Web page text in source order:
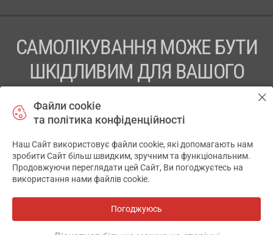
САМОЛІКУВАННЯ МОЖЕ БУТИ
ШКІДЛИВИМ ДЛЯ ВАШОГО
ПЕРЕД ЗАСТОСУВАННЯМ ПРЕПАРАТУ ПРОКОНСУЛЬТУЙТЕСЬ
ТОВ «АПТЕКА 911.ЮА» Код ЄДРПОУ 43631965.
Відмова від відповідальності
© 2014-2026. Медична інформаційна система АПТЕКА911.ЮА
Файли cookie
та політика конфіденційності
Наш Сайт використовує файли cookie, які допомагають нам
зробити Сайт більш швидким, зручним та функціональним.
Продовжуючи переглядати цей Сайт, Ви погоджуєтесь на
використання нами файлів cookie.
Погоджуюсь
✕